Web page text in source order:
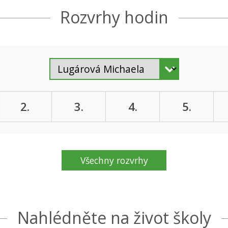
Rozvrhy hodin
2. 3. 4. 5.
Všechny rozvrhy
Nahlédněte na život školy